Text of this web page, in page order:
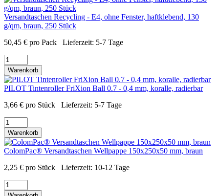
Versandtaschen Recycling - E4, ohne Fenster, haftklebend, 130
g/qm, braun, 250 Stück
50,45 € pro Pack Lieferzeit: 5-7 Tage
Warenkorb
PILOT Tintenroller FriXion Ball 0.7 - 0,4 mm, koralle, radierbar
3,66 € pro Stück Lieferzeit: 5-7 Tage
Warenkorb
ColomPac® Versandtaschen Wellpappe 150x250x50 mm, braun
2,25 € pro Stück Lieferzeit: 10-12 Tage